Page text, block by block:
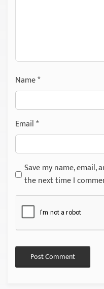
Name*
Email*
Save my name,
the next time I